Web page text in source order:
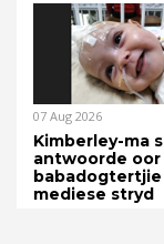
07 Aug 2026
Kimberley-ma
antwoorde oor
babadogtertjie
mediese stryd